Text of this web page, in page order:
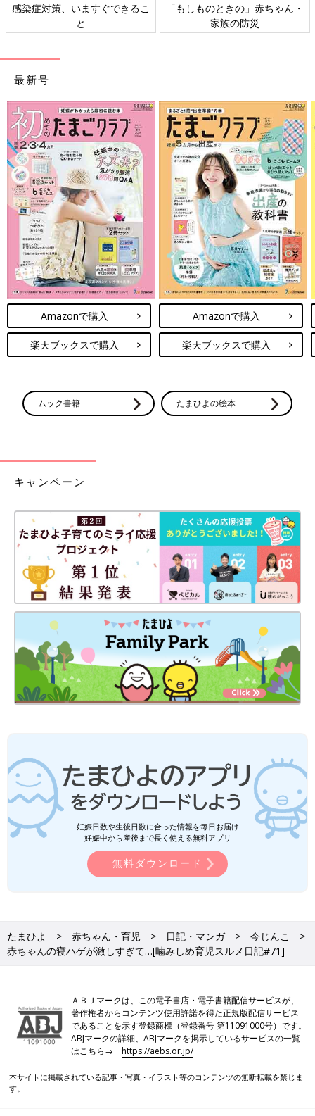
感染症対策、いますぐできるこ
と
「もしものときの」赤ちゃん・
家族の防災
最新号
Amazonで購入
楽天ブックスで購入
Amazonで購入
楽天ブックスで購入
ムック書籍 たまひよの絵本
キャンペーン
妊娠日数や生後日数に合った情報を毎日お届け
妊娠中から産後まで長く使える無料アプリ
無料ダウンロード
たまひよ 赤ちゃん・育児 日記・マンガ
今じんこ
赤ちゃんの寝ハゲが激しすぎて…[噛みしめ育児スルメ日記#71]
ＡＢＪマークは、この電子書店・電子書籍配信サービスが、
著作権者からコンテンツ使用許諾を得た正規版配信サービス
であることを示す登録商標（登録番号 第11091000号）です。
ABJマークの詳細、ABJマークを掲示しているサービスの一覧
はこちら→https://aebs.or.jp/
本サイトに掲載されている記事・写真・イラスト等のコンテンツの無断転載を禁じま
す。